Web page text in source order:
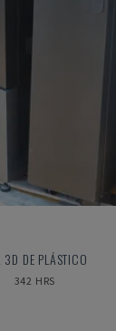
3D DE PLÁSTICO
342 HRS